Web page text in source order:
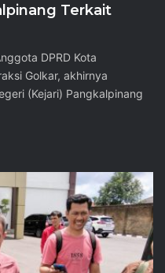
Terkait
DPRD Kota
Golkar, akhirnya
(Kejari) Pangkalpinang